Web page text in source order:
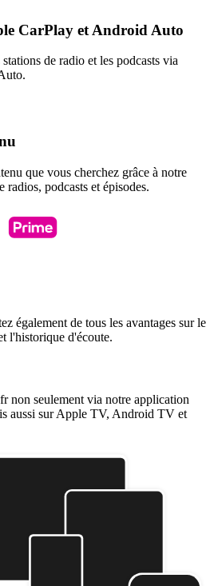
CarPlay et Android Auto
de radio et les podcasts via
que vous cherchez grâce à notre
radios, podcasts et épisodes.
également de tous les avantages sur le
l'historique d'écoute.
non seulement via notre application
aussi sur Apple TV, Android TV et